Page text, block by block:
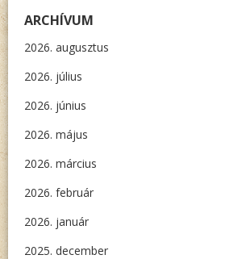
ARCHÍVUM
2026. augusztus
2026. július
2026. június
2026. május
2026. március
2026. február
2026. január
2025. december